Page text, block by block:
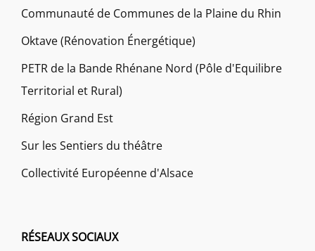
Communauté de Communes de la Plaine du Rhin
Oktave (Rénovation Énergétique)
PETR de la Bande Rhénane Nord (Pôle d'Equilibre
Territorial et Rural)
Région Grand Est
Sur les Sentiers du théâtre
Collectivité Européenne d'Alsace
RÉSEAUX SOCIAUX